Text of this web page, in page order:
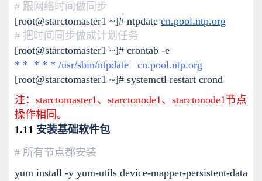
# 跟网络时间做同步
[root@starctomaster1 ~]# ntpdate cn.pool.ntp.org
# 把时间同步做成计划任务
[root@starctomaster1 ~]# crontab -e
* * * * * /usr/sbin/ntpdate cn.pool.ntp.org
[root@starctomaster1 ~]# systemctl restart crond
注：starctomaster1、starctonode1、 starctonode1节点
操作相同。
1.11 安装基础软件包
# 所有节点都安装
yum install -y yum-utils device-mapper-persistent-data